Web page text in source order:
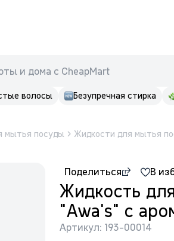
и дома с CheapMart
волосы Безупречная стирка
мытья посуды Жидкости для мытья
Поделиться В
Жидкость
"Awa’s" с
Артикул: 193-00014